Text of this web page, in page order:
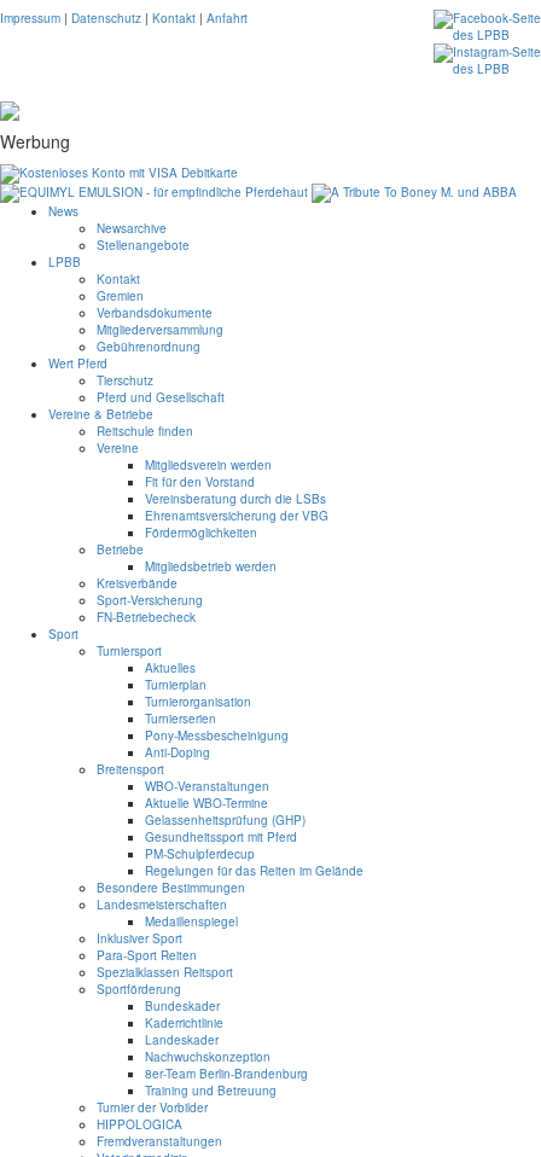
Impressum | Datenschutz | Kontakt | Anfahrt
Werbung
News
Newsarchive
Stellenangebote
LPBB
Kontakt
Gremien
Verbandsdokumente
Mitgliederversammlung
Gebührenordnung
Wert Pferd
Tierschutz
Pferd und Gesellschaft
Vereine & Betriebe
Reitschule finden
Vereine
Mitgliedsverein werden
Fit für den Vorstand
Vereinsberatung durch die LSBs
Ehrenamtsversicherung der VBG
Fördermöglichkeiten
Betriebe
Mitgliedsbetrieb werden
Kreisverbände
Sport-Versicherung
FN-Betriebecheck
Sport
Turniersport
Aktuelles
Turnierplan
Turnierorganisation
Turnierserien
Pony-Messbescheinigung
Anti-Doping
Breitensport
WBO-Veranstaltungen
Aktuelle WBO-Termine
Gelassenheitsprüfung (GHP)
Gesundheitssport mit Pferd
PM-Schulpferdecup
Regelungen für das Reiten im Gelände
Besondere Bestimmungen
Landesmeisterschaften
Medaillenspiegel
Inklusiver Sport
Para-Sport Reiten
Spezialklassen Reitsport
Sportförderung
Bundeskader
Kaderrichtlinie
Landeskader
Nachwuchskonzeption
8er-Team Berlin-Brandenburg
Training und Betreuung
Turnier der Vorbilder
HIPPOLOGICA
Fremdveranstaltungen